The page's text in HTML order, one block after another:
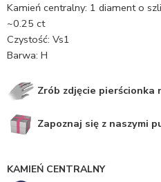
Kamień centralny: 1 diament o
~0.25 ct
Czystość: Vs1
Barwa: H
Zrób zdjęcie pierścionka
Zapoznaj się z naszymi
KAMIEŃ CENTRALNY